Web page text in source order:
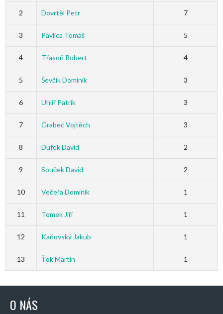
2 Dovrtěl Petr 7
3 Pavlica Tomáš 5
4 Třasoň Robert 4
5 Ševčík Dominik 3
6 Uhlíř Patrik 3
7 Grabec Vojtěch 3
8 Dufek David 2
9 Souček David 2
10 Večeřa Dominik 1
11 Tomek Jiří 1
12 Kaňovský Jakub 1
13 Ťok Martin 1
O NÁS